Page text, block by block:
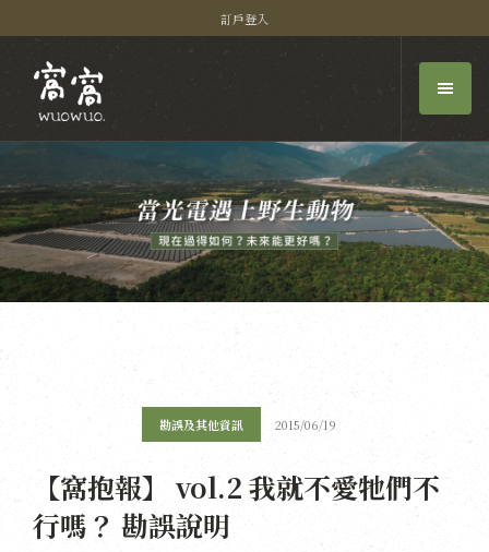
訂戶登入
勘誤及其他資訊 2015/06/19
【窩抱報】 vol.2 我就不愛牠們不
行嗎？ 勘誤說明